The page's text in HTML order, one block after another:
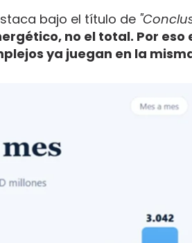
bajo el título de
no el total. Por eso
ya juegan en la